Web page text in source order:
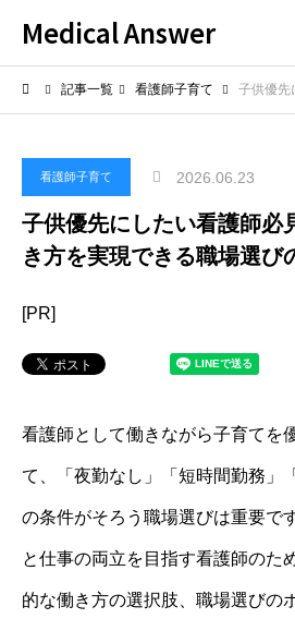
Medical Answer
記事一覧 看護師子育て 子供優先にしたい
看護師子育て 2026.06.23
子供優先にしたい看護師必
き方を実現できる職場選び
[PR]
看護師として働きながら子育てを
て、「夜勤なし」「短時間勤務」
の条件がそろう職場選びは重要で
と仕事の両立を目指す看護師のた
的な働き方の選択肢、職場選びの